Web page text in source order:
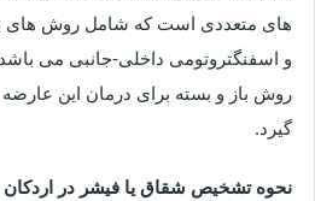
های متعددی است که شامل روش های
و اسفنگتروتومی داخلی-جانبی می
روش باز و بسته برای درمان این
گیرد.
نحوه تشخیص شقاق یا فیشر در